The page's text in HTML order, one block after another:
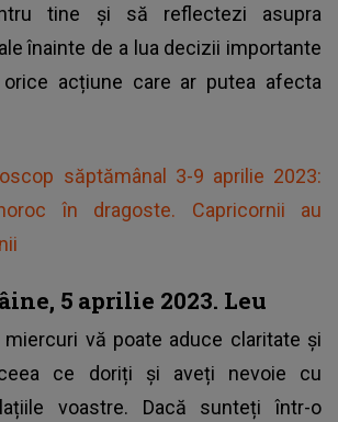
tine și să reflectezi asupra
înainte de a lua decizii importante
acțiune care ar putea afecta
săptămânal 3-9 aprilie 2023:
în dragoste. Capricornii au
5 aprilie 2023. Leu
miercuri vă poate aduce claritate și
ce doriți și aveți nevoie cu
voastre. Dacă sunteți într-o